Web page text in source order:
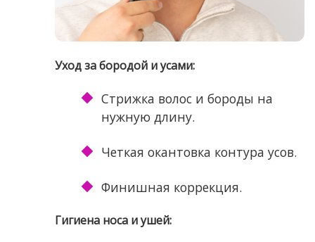
Уход за бородой и усами:
Стрижка волос и бороды на
нужную длину.
Четкая окантовка контура усов.
Финишная коррекция.
Гигиена носа и ушей: